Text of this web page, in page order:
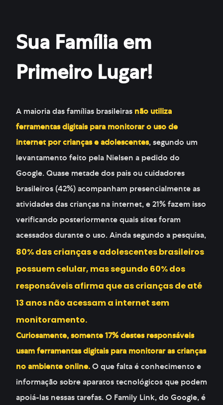
Sua Família em
Primeiro Lugar!
A maioria das famílias brasileiras não utiliza
ferramentas digitais para monitorar o uso de
internet por crianças e adolescentes, segundo um
levantamento feito pela Nielsen a pedido do
Google. Quase metade dos pais ou cuidadores
brasileiros (42%) acompanham presencialmente as
atividades das crianças na internet, e 21% fazem isso
verificando posteriormente quais sites foram
acessados durante o uso. Ainda segundo a pesquisa,
80% das crianças e adolescentes brasileiros
possuem celular, mas segundo 60% dos
responsáveis afirma que as crianças de até
13 anos não acessam a internet sem
monitoramento.
Curiosamente, somente 17% destes responsáveis
usam ferramentas digitais para monitorar as crianças
no ambiente online. O que falta é conhecimento e
informação sobre aparatos tecnológicos que podem
apoiá-las nessas tarefas. O Family Link, do Google, é